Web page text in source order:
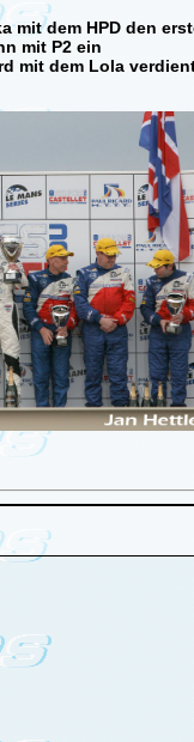
mit dem HPD den
mit P2 ein
mit dem Lola